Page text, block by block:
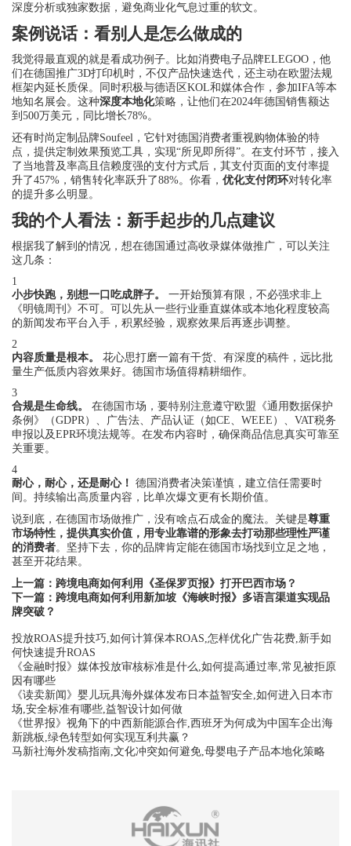
深度分析或独家数据，避免商业化气息过重的软文。
案例说话：看别人是怎么做成的
我觉得最直观的就是看成功例子。比如消费电子品牌ELEGOO，他
们在德国推广3D打印机时，不仅产品快速迭代，还主动在欧盟法规
框架内延长质保。同时积极与德语区KOL和媒体合作，参加IFA等本
地知名展会。这种深度本地化策略，让他们在2024年德国销售额达
到500万美元，同比增长78%。
还有时尚定制品牌Soufeel，它针对德国消费者重视购物体验的特
点，提供定制效果预览工具，实现“所见即所得”。在支付环节，接入
了当地普及率高且信赖度强的支付方式后，其支付页面的支付率提
升了457%，销售转化率跃升了88%。你看， 优化支付闭环对转化率
的提升多么明显。
我的个人看法：新手起步的几点建议
根据我了解到的情况，想在德国通过高收录媒体做推广，可以关注
这几条：
1
小步快跑，别想一口吃成胖子。
一开始预算有限，不必强求非上
《明镜周刊》不可。可以先从一些行业垂直媒体或本地化程度较高
的新闻发布平台入手，积累经验，观察效果后再逐步调整。
2
内容质量是根本。
花心思打磨一篇有干货、有深度的稿件，远比批
量生产低质内容效果好。德国市场值得精耕细作。
3
合规是生命线。
在德国市场，要特别注意遵守欧盟《通用数据保护
条例》（GDPR）、广告法、产品认证（如CE、WEEE）、VAT税务
申报以及EPR环境法规等。在发布内容时，确保商品信息真实可靠至
关重要。
4
耐心，耐心，还是耐心！ 德国消费者决策谨慎，建立信任需要时
间。持续输出高质量内容，比单次爆文更有长期价值。
说到底，在德国市场做推广，没有啥点石成金的魔法。关键是尊重
市场特性，提供真实价值，用专业靠谱的形象去打动那些理性严谨
的消费者。坚持下去，你的品牌肯定能在德国市场找到立足之地，
甚至开花结果。
上一篇： 跨境电商如何利用《圣保罗页报》打开巴西市场？
下一篇： 跨境电商如何利用新加坡《海峡时报》多语言渠道实现品
牌突破？
投放ROAS提升技巧,如何计算保本ROAS,怎样优化广告花费,新手如
何快速提升ROAS
《金融时报》媒体投放审核标准是什么,如何提高通过率,常见被拒原
因有哪些
《读卖新闻》婴儿玩具海外媒体发布日本益智安全,如何进入日本市
场,安全标准有哪些,益智设计如何做
《世界报》视角下的中西新能源合作,西班牙为何成为中国车企出海
新跳板,绿色转型如何实现互利共赢？
马新社海外发稿指南,文化冲突如何避免,母婴电子产品本地化策略